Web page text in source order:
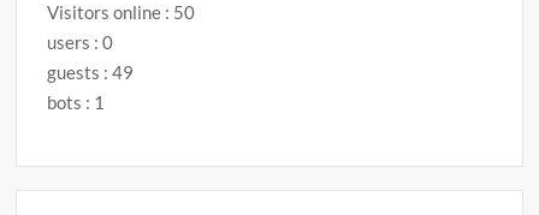
Visitors online : 50
users : 0
guests : 49
bots : 1